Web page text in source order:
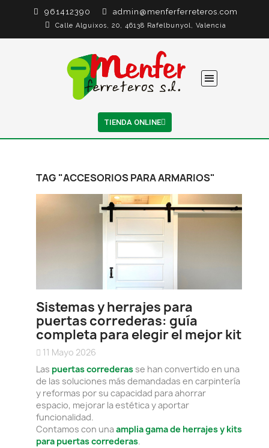
961412390 admin@menferferreteros.com
Calle Alguixos, 20, 46138 Rafelbunyol, Valencia
TIENDA ONLINE
TAG "ACCESORIOS PARA ARMARIOS"
Sistemas y herrajes para
puertas correderas: guía
completa para elegir el mejor kit
11 Mayo 2026
Las puertas correderas se han convertido en una
de las soluciones más demandadas en carpintería
y reformas por su capacidad para ahorrar
espacio, mejorar la estética y aportar
funcionalidad.
Contamos con unaamplia gama de herrajes y kits
para puertas correderas.